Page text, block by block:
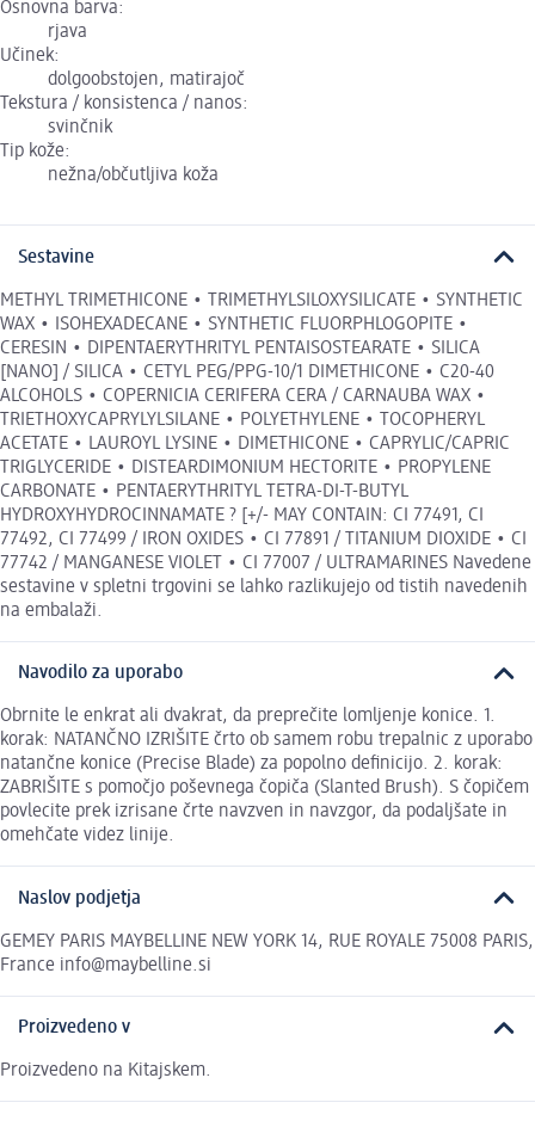
Osnovna barva:
rjava
Učinek:
dolgoobstojen, matirajoč
Tekstura / konsistenca / nanos:
svinčnik
Tip kože:
nežna/občutljiva koža
Sestavine
METHYL TRIMETHICONE • TRIMETHYLSILOXYSILICATE • SYNTHETIC
WAX • ISOHEXADECANE • SYNTHETIC FLUORPHLOGOPITE •
CERESIN • DIPENTAERYTHRITYL PENTAISOSTEARATE • SILICA
[NANO] / SILICA • CETYL PEG/PPG-10/1 DIMETHICONE • C20-40
ALCOHOLS • COPERNICIA CERIFERA CERA / CARNAUBA WAX •
TRIETHOXYCAPRYLYLSILANE • POLYETHYLENE • TOCOPHERYL
ACETATE • LAUROYL LYSINE • DIMETHICONE • CAPRYLIC/CAPRIC
TRIGLYCERIDE • DISTEARDIMONIUM HECTORITE • PROPYLENE
CARBONATE • PENTAERYTHRITYL TETRA-DI-T-BUTYL
HYDROXYHYDROCINNAMATE ? [+/- MAY CONTAIN: CI 77491, CI
77492, CI 77499 / IRON OXIDES • CI 77891 / TITANIUM DIOXIDE • CI
77742 / MANGANESE VIOLET • CI 77007 / ULTRAMARINES Navedene
sestavine v spletni trgovini se lahko razlikujejo od tistih navedenih
na embalaži.
Navodilo za uporabo
Obrnite le enkrat ali dvakrat, da preprečite lomljenje konice. 1.
korak: NATANČNO IZRIŠITE črto ob samem robu trepalnic z uporabo
natančne konice (Precise Blade) za popolno definicijo. 2. korak:
ZABRIŠITE s pomočjo poševnega čopiča (Slanted Brush). S čopičem
povlecite prek izrisane črte navzven in navzgor, da podaljšate in
omehčate videz linije.
Naslov podjetja
GEMEY PARIS MAYBELLINE NEW YORK 14, RUE ROYALE 75008 PARIS,
France info@maybelline.si
Proizvedeno v
Proizvedeno na Kitajskem.